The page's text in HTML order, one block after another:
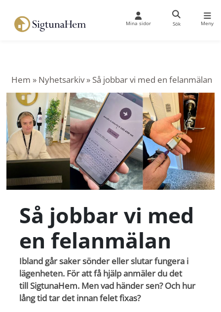
Mina sidor Sök Meny
Hem » Nyhetsarkiv» Så jobbar vi med en felanmälan
Så jobbar vi med
en felanmälan
Ibland går saker sönder eller slutar fungera i
lägenheten. För att få hjälp anmäler du det
till SigtunaHem. Men vad händer sen? Och hur
lång tid tar det innan felet fixas?